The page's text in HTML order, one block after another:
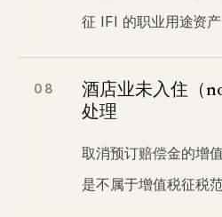
征 IFI 的职业用途资产
08
酒店业未入住（
处理
取消预订赔偿金的增
是不属于增值税征税